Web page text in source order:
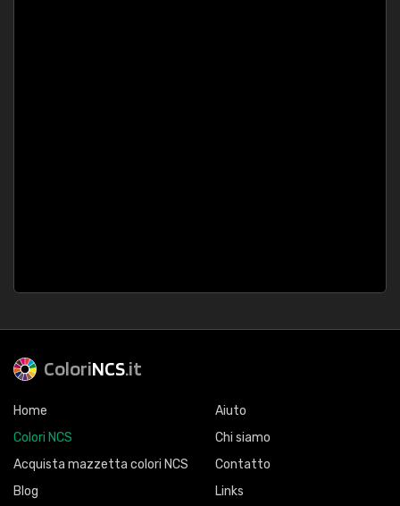
ColoriNCS.it
Home
Colori NCS
Acquista mazzetta colori NCS
Blog
Aiuto
Chi siamo
Contatto
Links